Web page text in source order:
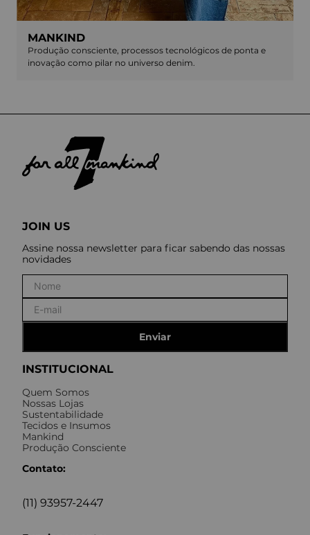
MANKIND
Produção consciente, processos tecnológicos de ponta e
inovação como pilar no universo denim.
INSTITUCIONAL
Quem Somos
Nossas Lojas
Sustentabilidade
Tecidos e Insumos
Mankind
Produção Consciente
Contato:
(11) 93957-2447
JOIN US
Assine nossa newsletter para ficar sabendo das nossas
novidades
Enviar